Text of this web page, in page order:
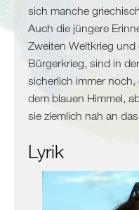
Malta
Nördliche
Mittelmeerküste
Spanien
Frankreich
Italien
Slowenien
Kroatien
sich manche
Auch die jüngere
Zweiten Weltkrieg
Bürgerkrieg, sind in
sicherlich immer
dem blauen Himmel,
sie ziemlich nah an
Lyrik